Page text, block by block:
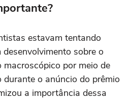
estavam tentando
sobre o
por meio de
durante o anúncio do prêmio
a importância dessa